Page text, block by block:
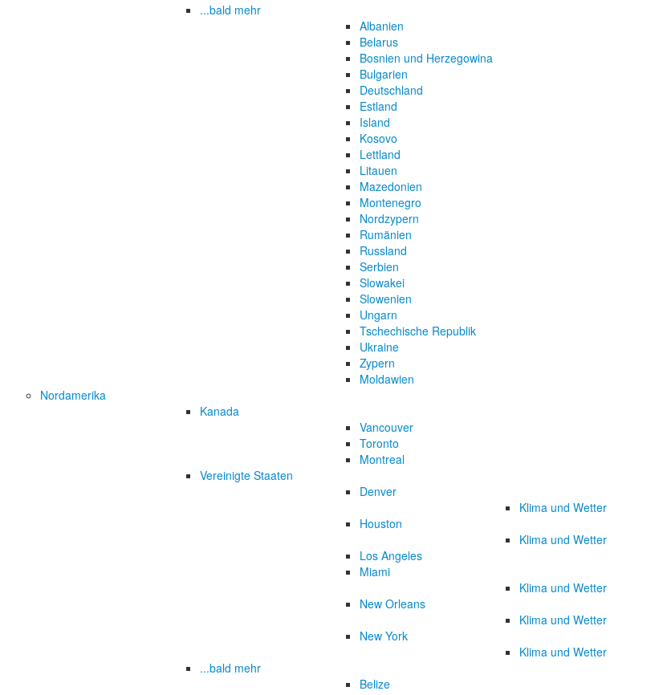
...bald mehr
Albanien
Belarus
Bosnien und Herzegowina
Bulgarien
Deutschland
Estland
Island
Kosovo
Lettland
Litauen
Mazedonien
Montenegro
Nordzypern
Rumänien
Russland
Serbien
Slowakei
Slowenien
Ungarn
Tschechische Republik
Ukraine
Zypern
Moldawien
Nordamerika
Kanada
Vancouver
Toronto
Montreal
Vereinigte Staaten
Denver
Klima und Wetter
Houston
Klima und Wetter
Los Angeles
Miami
Klima und Wetter
New Orleans
Klima und Wetter
New York
Klima und Wetter
...bald mehr
Belize